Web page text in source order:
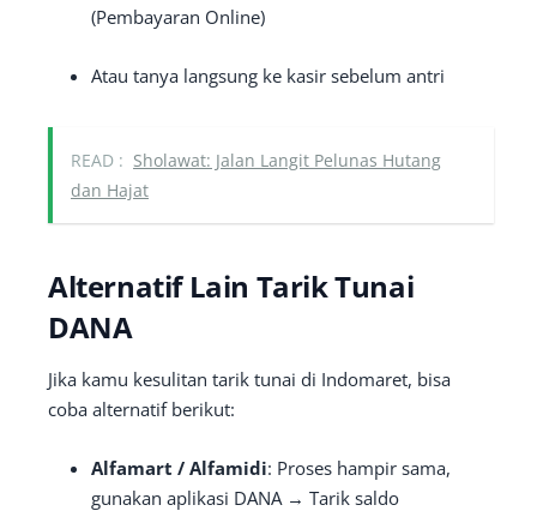
(Pembayaran Online)
Atau tanya langsung ke kasir sebelum antri
READ : Sholawat: Jalan Langit Pelunas Hutang
dan Hajat
Alternatif Lain Tarik Tunai
DANA
Jika kamu kesulitan tarik tunai di Indomaret, bisa
coba alternatif berikut:
Alfamart / Alfamidi: Proses hampir sama,
gunakan aplikasi DANA → Tarik saldo